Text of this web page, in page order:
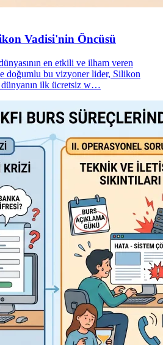
Vadisi'nin Öncüsü
en etkili ve ilham veren
doğumlu bu vizyoner lider, Silikon
ilk ücretsiz w…